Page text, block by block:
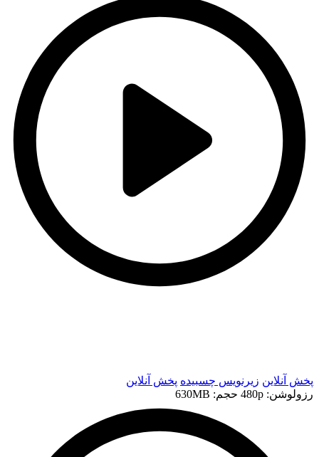
پخش آنلاین زیرنویس چسبیده پخش آنلاین
رزولوشن: 480p
حجم: 630MB